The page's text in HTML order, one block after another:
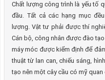
Chất lượng công trình là yếu tố
đầu. Tất cả các hạng mục
lượng. Vật tư phải được thí
Cán bộ, công nhân được đào
máy móc được kiểm định để
thuật từ lan can, chiếu sáng,
tạo nên một cây cầu có mỹ